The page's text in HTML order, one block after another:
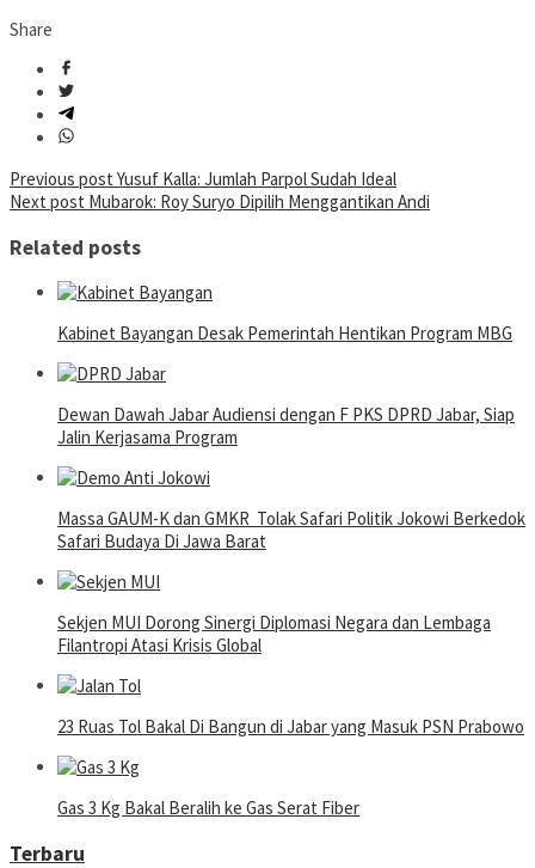
Share
Post
navigation
Previous post Yusuf Kalla: Jumlah Parpol Sudah Ideal
Next post Mubarok: Roy Suryo Dipilih Menggantikan Andi
Related posts
Kabinet Bayangan Desak Pemerintah Hentikan Program MBG
Dewan Dawah Jabar Audiensi dengan F PKS DPRD Jabar, Siap
Jalin Kerjasama Program
Massa GAUM-K dan GMKR Tolak Safari Politik Jokowi Berkedok
Safari Budaya Di Jawa Barat
Sekjen MUI Dorong Sinergi Diplomasi Negara dan Lembaga
Filantropi Atasi Krisis Global
23 Ruas Tol Bakal Di Bangun di Jabar yang Masuk PSN Prabowo
Gas 3 Kg Bakal Beralih ke Gas Serat Fiber
Terbaru